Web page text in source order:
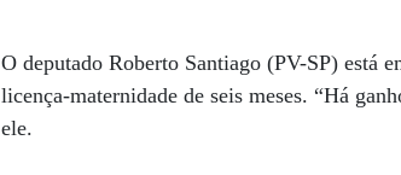
O deputado Roberto Santiago (PV-SP) está
licença-maternidade de seis meses. “Há
ele.